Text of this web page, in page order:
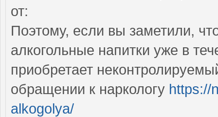
от:
Поэтому, если вы заметили,
алкогольные напитки уже в
приобретает
обращении к наркологу https://
alkogolya/